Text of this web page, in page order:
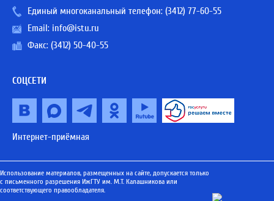
Единый многоканальный телефон: (3412) 77-60-55
Email: info@istu.ru
Факс: (3412) 50-40-55
СОЦСЕТИ
Интернет-приёмная
Использование материалов, размещенных на сайте, допускается только
с письменного разрешения ИжГТУ им. М.Т. Калашникова или
соответствующего правообладателя.